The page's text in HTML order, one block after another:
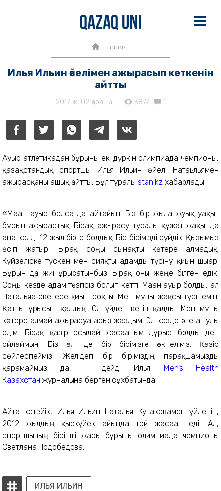
СПОРТ
Илья Ильин әйелімен ажырасып кеткенін
айтты
2017 ж. 02 қараша 3877 1
Ауыр атлетикадан бұрынғы екі дүркін олимпиада чемпионы,
қазақстандық спортшы Илья Ильин әйелі Натаьльямен
ажырасқаны ашық айтты. Бұл туралы stan.kz хабарлады.
«Маған ауыр болса да айтайын. Біз бір жылға жуық уақыт
бұрын ажырастық. Бірақ ажырасу туралы құжат жақында
ғана келді. 12 жыл бірге болдық. Бір бірімізді сүйдік. Қызымыз
өсіп жатыр. Бірақ соңғы сынақты көтере алмадық.
Күйзеліске түскен мен сияқты адамды түсіну қиын шығар.
Бұрын да жиі ұрысатынбыз. Бірақ оны жеңе білген едік.
Соңғы кезде адам төзгісіз болып кетті. Маған ауыр болды, ал
Натальяға еке есе қиын соқты. Мен мұны жақсы түсінемін.
Қатты ұрысып қалдық. Ол үйден кетіп қалды. Мен мұны
көтере алмай ажырасуға арыз жаздым. Ол кезде өте ашулы
едім. Бірақ қазір осылай жасағаным дұрыс болды деп
ойлаймын. Біз әлі де бір бірімізге өкпеліміз. Қазір
сөйлеспейміз. Желідегі бір біріміздің парақшамызды
қарамаймыз да, – дейді Илья Men’s Health
Казахстан журналына берген сұхбатында.
Айта кетейік, Илья Ильин Наталья Кулаковамен үйленіп,
2012 жылдың қыркүйек айында той жасаған еді. Ал,
спортшының бірінші жары бұрынғы олимпиада чемпионы
Светлана Подобедова.
ИЛЬЯ ИЛЬИН